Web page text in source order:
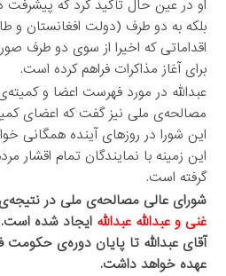
او در عین حال تأکید کرد که
بلکه به دو طرف (دولت افغانستان و
اقداماتی که اخیرا از سوی دو طرف
برای آغاز مذاکرات فراهم کرده است.
عبدالله در مورد فهرست اعضا و
مصالحه‌ی ملی نیز گفت که اعضای
این شورا در روزهای آینده همگانی
این زمینه با نمایندگان تمام اقشار
گرفته است.
شورای عالی مصالحه‌ی ملی در نتیجه‌ی
غنی و عبدالله عبدالله ایجاد شده
آقای عبدالله تا پایان دوره‌ی حکومت
عهده خواهد داشت.